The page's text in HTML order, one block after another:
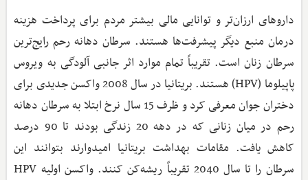
داروهای ارزان‌تر و توانایی مالی بیشتر مردم برای پرداخت هزینه
درمان منبع دیگر پیشرفت‌ها هستند. سرطان دهانه رحم رایج‌ترین
سرطان زنان است. تقریباً تمام موارد اثر جانبی آلودگی به ویروس
پاپیلوما (HPV) هستند. بریتانیا در سال 2008 واکسن جدیدی برای
دختران جوان معرفی کرد و ظرف 15 سال نرخ ابتلا به سرطان دهانه
رحم در میان زنانی که در دهه 20 زندگی بودند تا 90 درصد
کاهش یافت. مقامات بهداشت بریتانیا امیدوارند بتوانند این
سرطان را تا سال 2040 تقریباً ریشه‌کن کنند. واکسن اولیه HPV